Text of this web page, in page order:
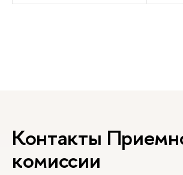
Контакты
комиссии